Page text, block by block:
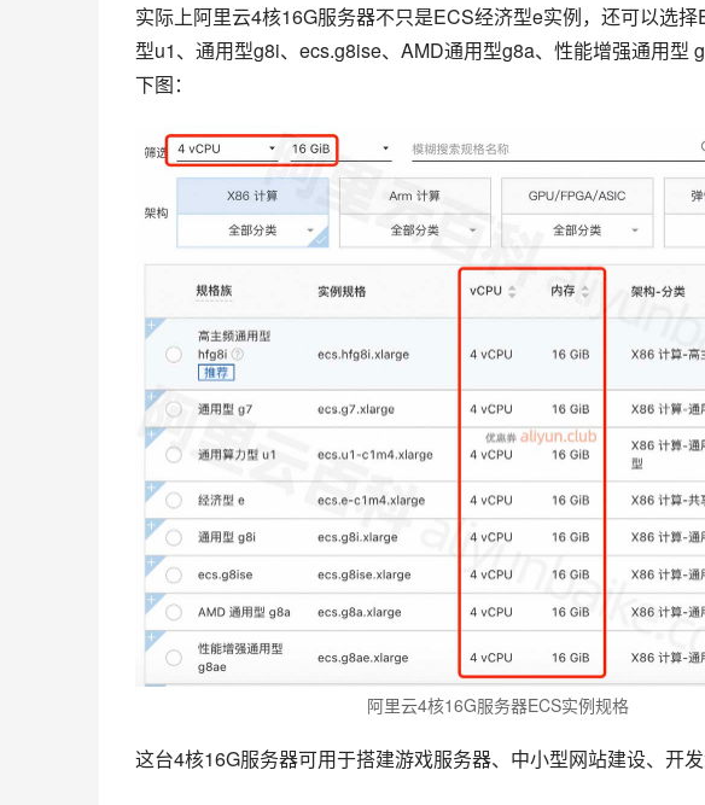
实际上阿里云4核16G服务器不只是ECS经济型e实例，还可以选
型u1、通用型g8i、ecs.g8ise、AMD通用型g8a、性能增强通用型
下图：
阿里云4核16G服务器ECS实例规格
这台4核16G服务器可用于搭建游戏服务器、中小型网站建设、开